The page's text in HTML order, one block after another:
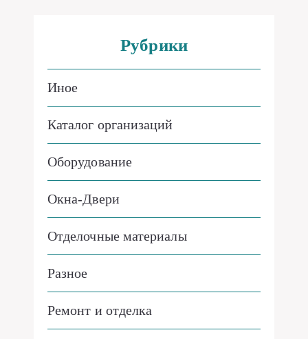
Рубрики
Иное
Каталог организаций
Оборудование
Окна-Двери
Отделочные материалы
Разное
Ремонт и отделка